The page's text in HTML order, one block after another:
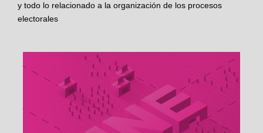
y todo lo relacionado a la organización de los procesos
electorales